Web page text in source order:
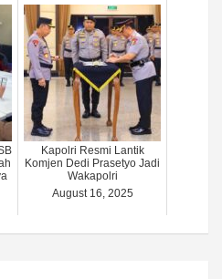
Kapolri Resmi Lantik
Komjen Dedi Prasetyo Jadi
Wakapolri
August 16, 2025